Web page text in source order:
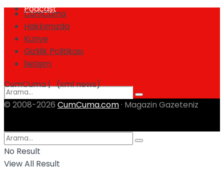
Podcast
No Result
CumCuma
Hakkımızda
Künye
Gizlilik Politikası
İletişim
CumCuma | (xml news)
© 2008-2026 CumCuma.com · Magazin Gazeteniz
No Result
View All Result